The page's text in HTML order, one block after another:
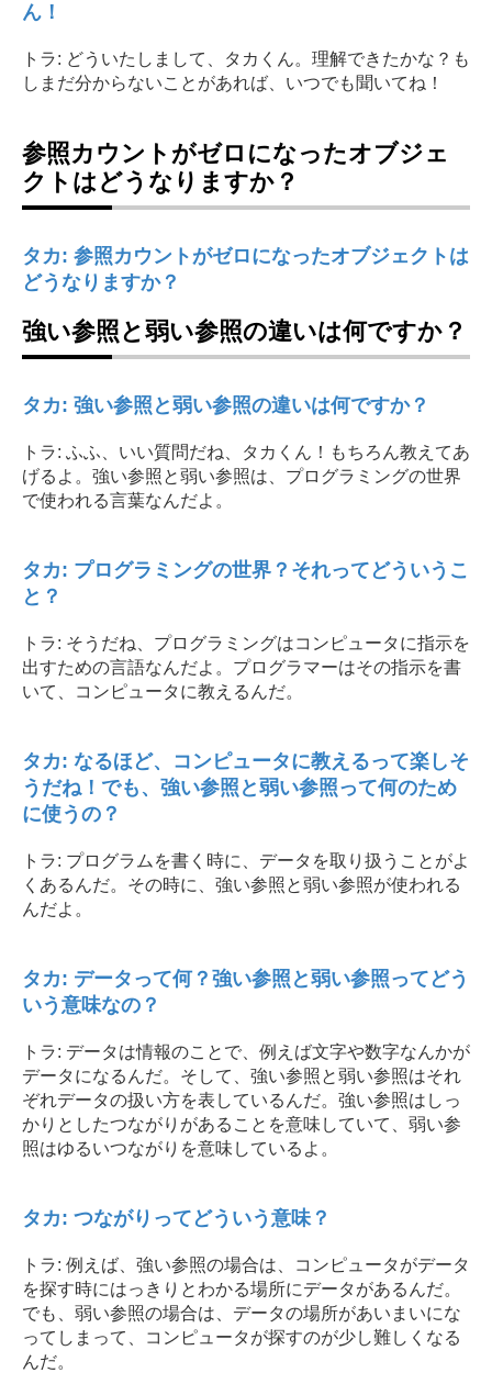
ん！
トラ: どういたしまして、タカくん。理解できたかな？も
しまだ分からないことがあれば、いつでも聞いてね！
参照カウントがゼロになったオブジェ
クトはどうなりますか？
タカ: 参照カウントがゼロになったオブジェクトは
どうなりますか？
強い参照と弱い参照の違いは何ですか？
タカ: 強い参照と弱い参照の違いは何ですか？
トラ: ふふ、いい質問だね、タカくん！もちろん教えてあ
げるよ。強い参照と弱い参照は、プログラミングの世界
で使われる言葉なんだよ。
タカ: プログラミングの世界？それってどういうこ
と？
トラ: そうだね、プログラミングはコンピュータに指示を
出すための言語なんだよ。プログラマーはその指示を書
いて、コンピュータに教えるんだ。
タカ: なるほど、コンピュータに教えるって楽しそ
うだね！でも、強い参照と弱い参照って何のため
に使うの？
トラ: プログラムを書く時に、データを取り扱うことがよ
くあるんだ。その時に、強い参照と弱い参照が使われる
んだよ。
タカ: データって何？強い参照と弱い参照ってどう
いう意味なの？
トラ: データは情報のことで、例えば文字や数字なんかが
データになるんだ。そして、強い参照と弱い参照はそれ
ぞれデータの扱い方を表しているんだ。強い参照はしっ
かりとしたつながりがあることを意味していて、弱い参
照はゆるいつながりを意味しているよ。
タカ: つながりってどういう意味？
トラ: 例えば、強い参照の場合は、コンピュータがデータ
を探す時にはっきりとわかる場所にデータがあるんだ。
でも、弱い参照の場合は、データの場所があいまいにな
ってしまって、コンピュータが探すのが少し難しくなる
んだ。